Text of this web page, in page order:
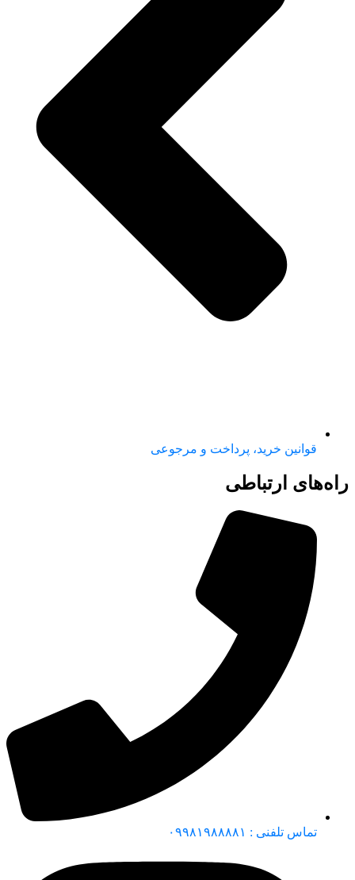
قوانین خرید، پرداخت و مرجوعی
راه‌های ارتباطی
تماس تلفنی : ۰۹۹۸۱۹۸۸۸۸۱